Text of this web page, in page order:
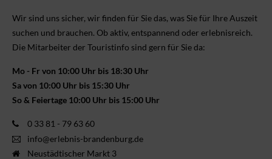
Wir sind uns sicher, wir finden für Sie das, was Sie für Ihre Aus­zeit
suchen und brauchen. Ob aktiv, ent­spannend oder erlebnis­reich.
Die Mitarbeiter der Touristinfo sind gern für Sie da:
Mo - Fr von 10:00 Uhr bis 18:30 Uhr
Sa von 10:00 Uhr bis 15:30 Uhr
So & Feiertage 10:00 Uhr bis 15:00 Uhr
0 33 81 - 79 63 60
info@erlebnis-brandenburg.de
Neustädtischer Markt 3